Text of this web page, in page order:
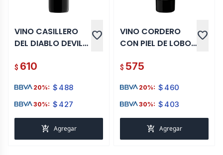
VINO CASILLERO
DEL DIABLO DEVILS
FANTASTIC SWEET
favorite
$ 610
20%: $ 488
30%: $ 427
add_shopping_cart Agregar
VINO CORDERO
CON PIEL DE LOBO
favorite
$ 575
20%: $ 460
30%: $ 403
add_shopping_cart Agregar